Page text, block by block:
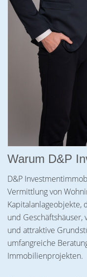
Warum D&P
D&P
Vermittlung von
Kapitalanlageobjekte,
und
und attraktive
umfangreiche
Immobilienprojekten.